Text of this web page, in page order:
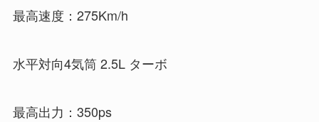
最高速度：275Km/h
水平対向4気筒 2.5L ターボ
最高出力：350ps